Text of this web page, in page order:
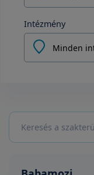
Intézmény
Minden